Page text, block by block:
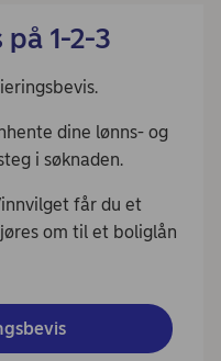
1-2-3
dine lønns- og
i søknaden.
får du et
om til et boliglån